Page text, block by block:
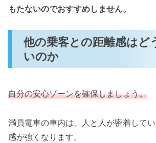
もたないのでおすすめしません。
他の乗客との距離感はど
いのか
自分の安心ゾーンを確保しましょう。
満員電車の車内は、人と人が密着して
感が強くなります。